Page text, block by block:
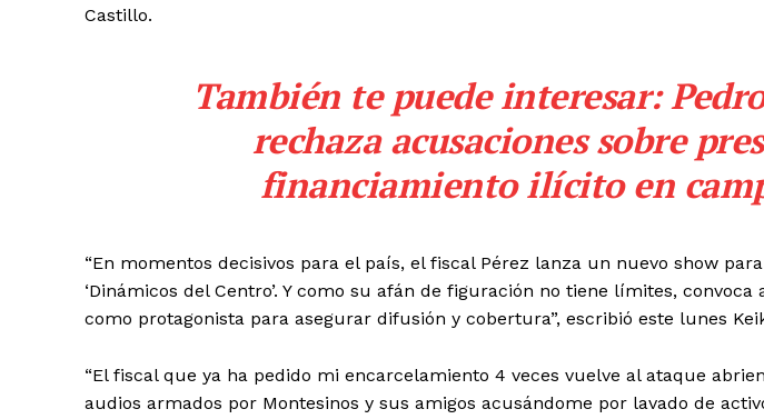
Castillo.
También te puede interesar:
rechaza acusaciones sobre
financiamiento ilícito en
“En momentos decisivos para el país, el fiscal Pérez lanza un nuevo show
‘Dinámicos del Centro’. Y como su afán de figuración no tiene límites, convoca
como protagonista para asegurar difusión y cobertura”, escribió este lunes
“El fiscal que ya ha pedido mi encarcelamiento 4 veces vuelve al ataque
audios armados por Montesinos y sus amigos acusándome por lavado de